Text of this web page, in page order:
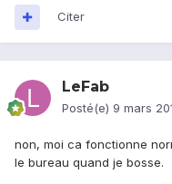
Citer
LeFab
Posté(e) 9 mars
non, moi ca fonctionne
le bureau quand je bosse.